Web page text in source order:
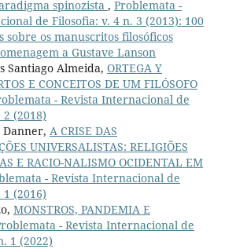
spinozista , Problemata -
de Filosofia: v. 4 n. 3 (2013): 100
sobre os manuscritos filosóficos
a Gustave Lanson
Santiago Almeida, ORTEGA Y
E CONCEITOS DE UM FILÓSOFO
- Revista Internacional de
(2018)
Danner, A CRISE DAS
UNIVERSALISTAS: RELIGIÕES
E RACIO-NALISMO OCIDENTAL EM
- Revista Internacional de
(2016)
MONSTROS, PANDEMIA E
- Revista Internacional de
1 (2022)